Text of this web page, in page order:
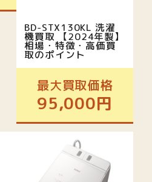
BD-STX130KL 洗濯
機買取 【2024年製】
相場・特徴・高価買
取のポイント
最大買取価格
95,000円